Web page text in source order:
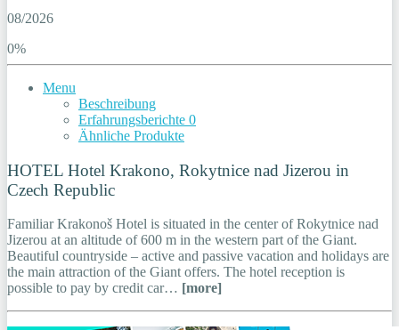
08/2026
0%
Menu
Beschreibung
Erfahrungsberichte 0
Ähnliche Produkte
HOTEL Hotel Krakono, Rokytnice nad Jizerou in
Czech Republic
Familiar Krakonoš Hotel is situated in the center of Rokytnice nad
Jizerou at an altitude of 600 m in the western part of the Giant.
Beautiful countryside – active and passive vacation and holidays are
the main attraction of the Giant offers. The hotel reception is
possible to pay by credit car… [more]